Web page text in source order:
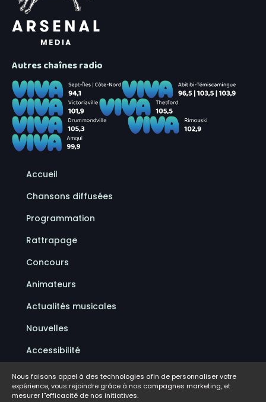
Autres chaînes radio
Accueil
Chansons diffusées
Programmation
Rattrapage
Concours
Animateurs
Actualités musicales
Nouvelles
Accessibilité
Politique de confidentialité
Conditions d'utilisation
Nous faisons appel à des technologies afin de personnaliser votre
expérience, vous rejoindre grâce à nos campagnes marketing, et
mesurer l''efficacité de nos initiatives.